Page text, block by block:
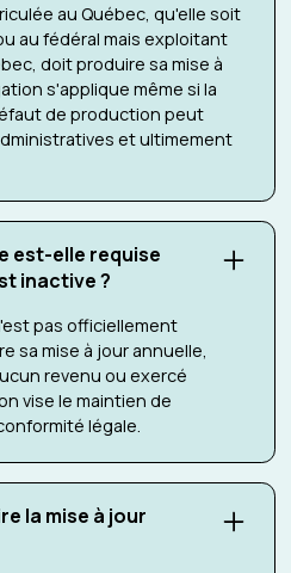
au Québec, qu'elle soit
au fédéral mais exploitant
doit produire sa mise à
s'applique même si la
de production peut
et ultimement
est-elle requise
inactive ?
pas officiellement
sa mise à jour annuelle,
revenu ou exercé
vise le maintien de
légale.
la mise à jour